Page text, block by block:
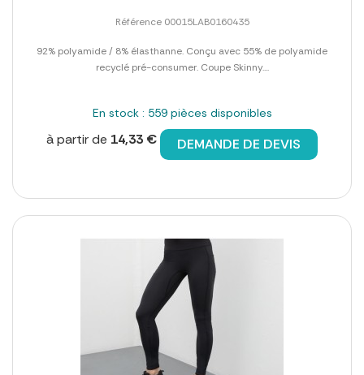
Référence 00015LAB0160435
92% polyamide / 8% élasthanne. Conçu avec 55% de polyamide
recyclé pré-consumer. Coupe Skinny....
En stock : 559 pièces disponibles
à partir de 14,33 € DEMANDE DE DEVIS